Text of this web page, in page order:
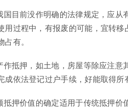
国目前没作明确的法律规定，应
用过程中，有报废的可能，宜转
有。
作抵押，如土地，房屋等除应注
成依法登记过户手续，好能取得所
抵押价值的确定适用于传统抵押